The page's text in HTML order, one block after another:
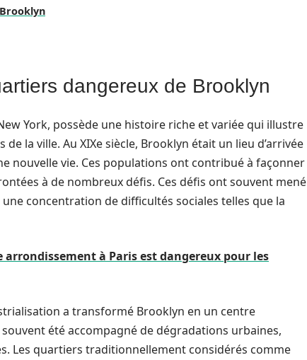
dangereux de Brooklyn
York, possède une histoire riche et variée qui illustre
la ville. Au XIXe siècle, Brooklyn était un lieu d’arrivée
nouvelle vie. Ces populations ont contribué à façonner
à de nombreux défis. Ces défis ont souvent mené
concentration de difficultés sociales telles que la
arrondissement à Paris est dangereux pour les
a transformé Brooklyn en un centre
été accompagné de dégradations urbaines,
Les quartiers traditionnellement considérés comme